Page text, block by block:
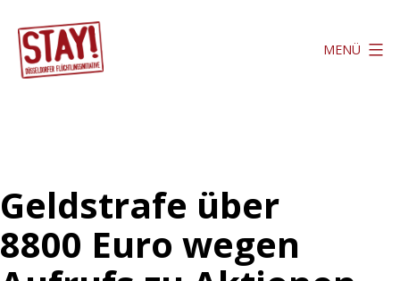
Inhalt
springen
MENÜ
Geldstrafe über
8800 Euro wegen